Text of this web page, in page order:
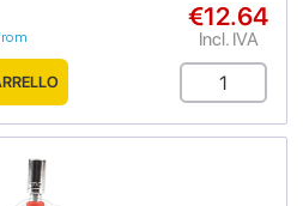
€12.64
Incl. IVA